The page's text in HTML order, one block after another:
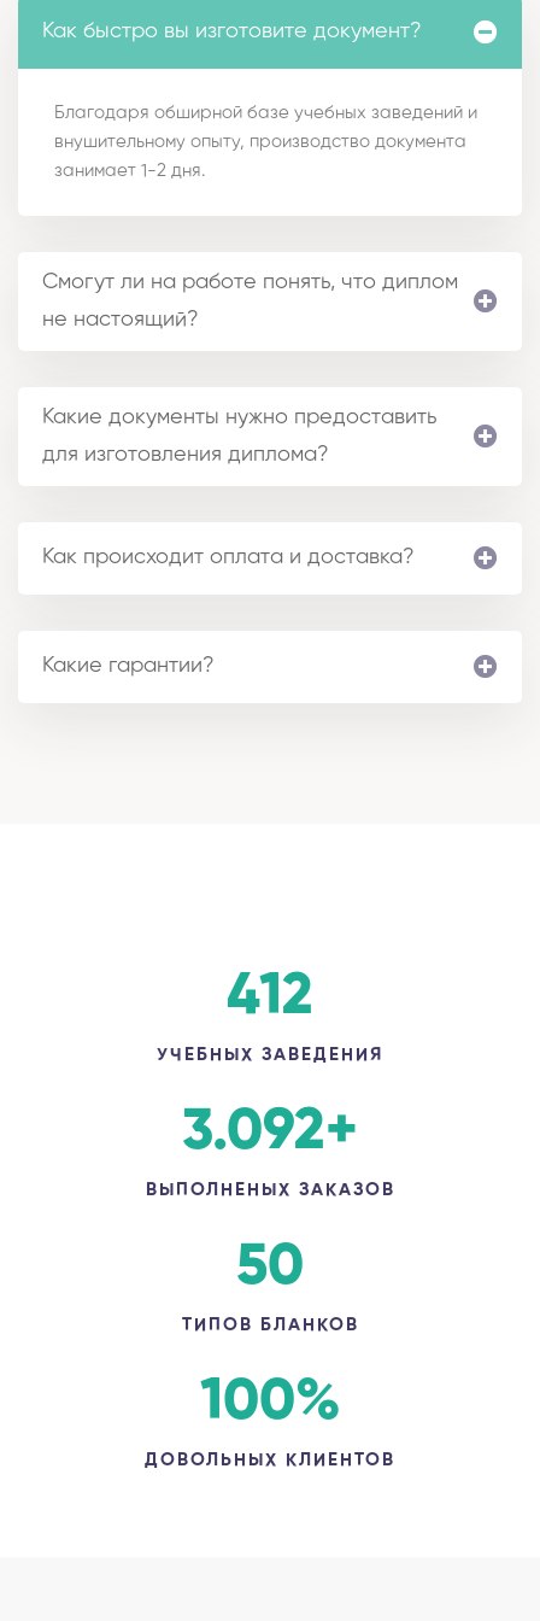
Как быстро вы изготовите документ?
Благодаря обширной базе учебных заведений и
внушительному опыту, производство документа
занимает 1-2 дня.
Смогут ли на работе понять, что диплом
не настоящий?
Какие документы нужно предоставить
для изготовления диплома?
Как происходит оплата и доставка?
Какие гарантии?
412
УЧЕБНЫХ ЗАВЕДЕНИЯ
3.092+
ВЫПОЛНЕНЫХ ЗАКАЗОВ
50
ТИПОВ БЛАНКОВ
100%
ДОВОЛЬНЫХ КЛИЕНТОВ